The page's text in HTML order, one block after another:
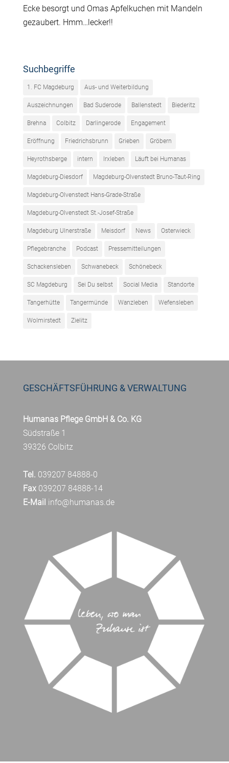
Ecke besorgt und Omas Apfelkuchen mit Mandeln
gezaubert. Hmm…lecker!!
Suchbegriffe
1. FC Magdeburg Aus- und Weiterbildung
Auszeichnungen Bad Suderode Ballenstedt Biederitz
Brehna Colbitz Darlingerode Engagement
Eröffnung Friedrichsbrunn Grieben Gröbern
Heyrothsberge intern Irxleben Läuft bei Humanas
Magdeburg-Diesdorf Magdeburg-Olvenstedt Bruno-Taut-Ring
Magdeburg-Olvenstedt Hans-Grade-Straße
Magdeburg-Olvenstedt St.-Josef-Straße
Magdeburg Ulnerstraße Meisdorf News Osterwieck
Pflegebranche Podcast Pressemitteilungen
Schackensleben Schwanebeck Schönebeck
SC Magdeburg Sei Du selbst Social Media Standorte
Tangerhütte Tangermünde Wanzleben Wefensleben
Wolmirstedt Zielitz
GESCHÄFTSFÜHRUNG & VERWALTUNG
Humanas Pflege GmbH & Co. KG
Südstraße 1
39326 Colbitz
Tel. 039207 84888-0
Fax039207 84888-14
E-Mail info@humanas.de